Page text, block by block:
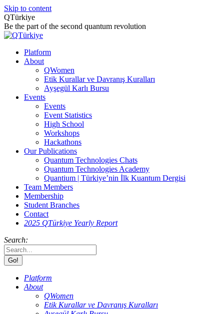
Skip to content
QTürkiye
Be the part of the second quantum revolution
Platform
About
QWomen
Etik Kurallar ve Davranış Kuralları
Ayşegül Karlı Bursu
Events
Events
Event Statistics
High School
Workshops
Hackathons
Our Publications
Quantum Technologies Chats
Quantum Technologies Academy
Quantium | Türkiye’nin İlk Kuantum Dergisi
Team Members
Membership
Student Branches
Contact
2025 QTürkiye Yearly Report
Search:
Platform
About
QWomen
Etik Kurallar ve Davranış Kuralları